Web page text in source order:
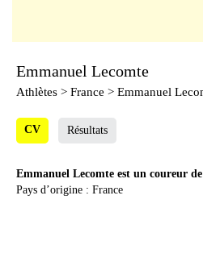
Emmanuel Lecomte
Athlètes > France > Emmanuel
CV Résultats
Emmanuel Lecomte est un coureur
Pays d’origine : France